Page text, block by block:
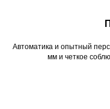
Автоматика и опытный
мм и четкое